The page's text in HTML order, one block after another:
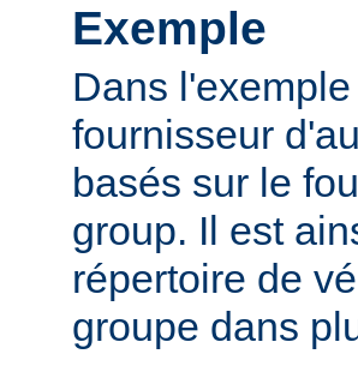
Exemple
Dans
fournisseur
basés sur le
group. Il est
répertoire de
groupe dans